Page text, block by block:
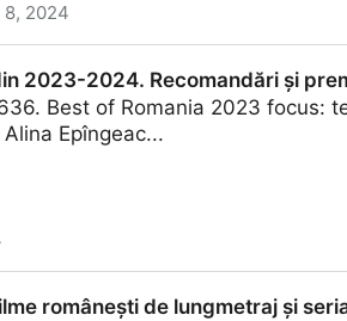
8, 2024
2023-2024. Recomandări și
Best of Romania 2023 focus:
Epîngeac...
românești de lungmetraj și